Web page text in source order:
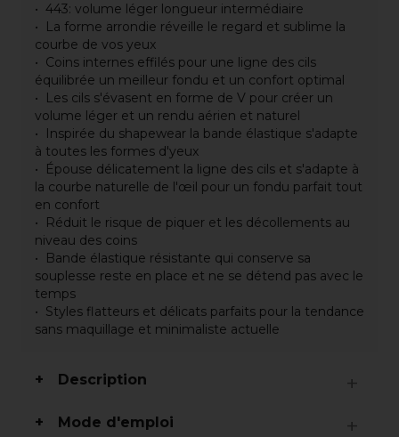
443: volume léger longueur intermédiaire
La forme arrondie réveille le regard et sublime la
courbe de vos yeux
Coins internes effilés pour une ligne des cils
équilibrée un meilleur fondu et un confort optimal
Les cils s'évasent en forme de V pour créer un
volume léger et un rendu aérien et naturel
Inspirée du shapewear la bande élastique s'adapte
à toutes les formes d'yeux
Épouse délicatement la ligne des cils et s'adapte à
la courbe naturelle de l'œil pour un fondu parfait tout
en confort
Réduit le risque de piquer et les décollements au
niveau des coins
Bande élastique résistante qui conserve sa
souplesse reste en place et ne se détend pas avec le
temps
Styles flatteurs et délicats parfaits pour la tendance
sans maquillage et minimaliste actuelle
Description
Mode d'emploi